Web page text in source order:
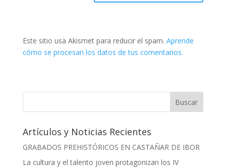
Este sitio usa Akismet para reducir el spam. Aprende
cómo se procesan los datos de tus comentarios.
Artículos y Noticias Recientes
GRABADOS PREHISTÓRICOS EN CASTAÑAR DE IBOR
La cultura y el talento joven protagonizan los IV